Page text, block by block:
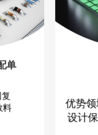
单
料 优势
设计